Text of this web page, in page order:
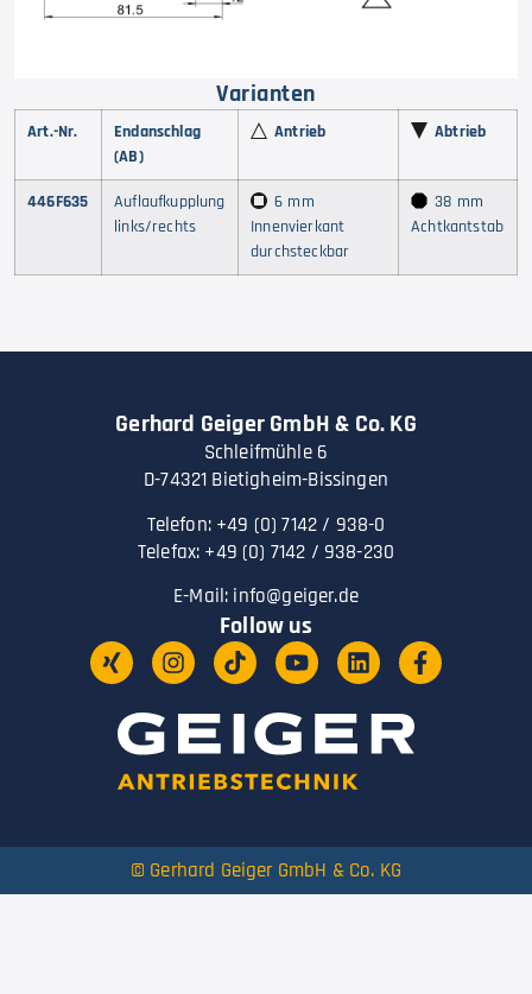
Varianten
Art.-Nr.
Endanschlag
(AB)
Antrieb Abtrieb
446F635
Auflaufkupplung
links/rechts
6 mm
Innenvierkant
durchsteckbar
38 mm
Achtkantstab
Gerhard Geiger GmbH & Co. KG
Schleifmühle 6
D-74321 Bietigheim-Bissingen
Telefon: +49 (0) 7142 / 938-0
Telefax: +49 (0) 7142 / 938-230
E-Mail: info@geiger.de
Follow us
© Gerhard Geiger GmbH & Co. KG